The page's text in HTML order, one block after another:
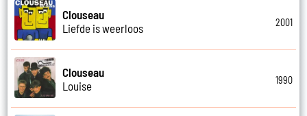
Clouseau
Liefde is weerloos
2001
Clouseau
Louise
1990